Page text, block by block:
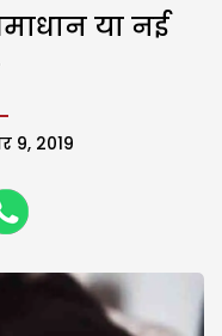
या नई
9, 2019